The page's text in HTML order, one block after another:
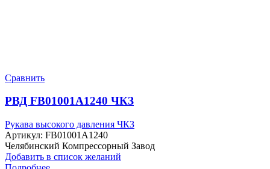
Сравнить
РВД FB01001A1240 ЧКЗ
Рукава высокого давления ЧКЗ
Артикул: FB01001A1240
Челябинский Компрессорный Завод
Добавить в список желаний